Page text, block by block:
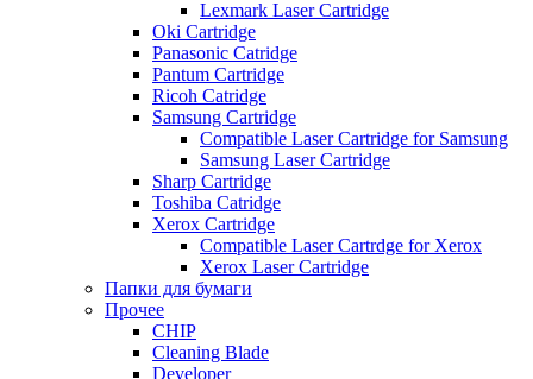
Lexmark Laser Cartridge
Oki Cartridge
Panasonic Catridge
Pantum Cartridge
Ricoh Catridge
Samsung Cartridge
Compatible Laser Cartridge for Samsung
Samsung Laser Cartridge
Sharp Cartridge
Toshiba Catridge
Xerox Cartridge
Compatible Laser Cartrdge for Xerox
Xerox Laser Cartridge
Папки для бумаги
Прочее
CHIP
Cleaning Blade
Developer